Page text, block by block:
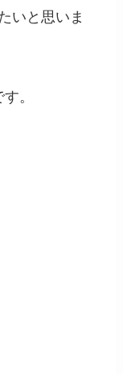
いと思いま
。